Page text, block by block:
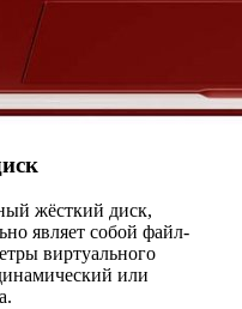
жёсткий диск,
являет собой файл-
виртуального
или